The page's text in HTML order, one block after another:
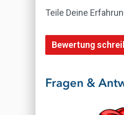
Gefahr
Teile Deine
Bewertung
Fragen &